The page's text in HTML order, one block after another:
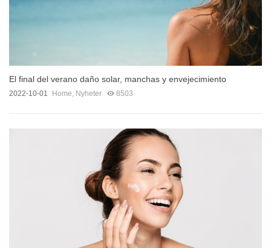
El final del verano daño solar, manchas y envejecimiento
2022-10-01 Home, Nyheter 8503